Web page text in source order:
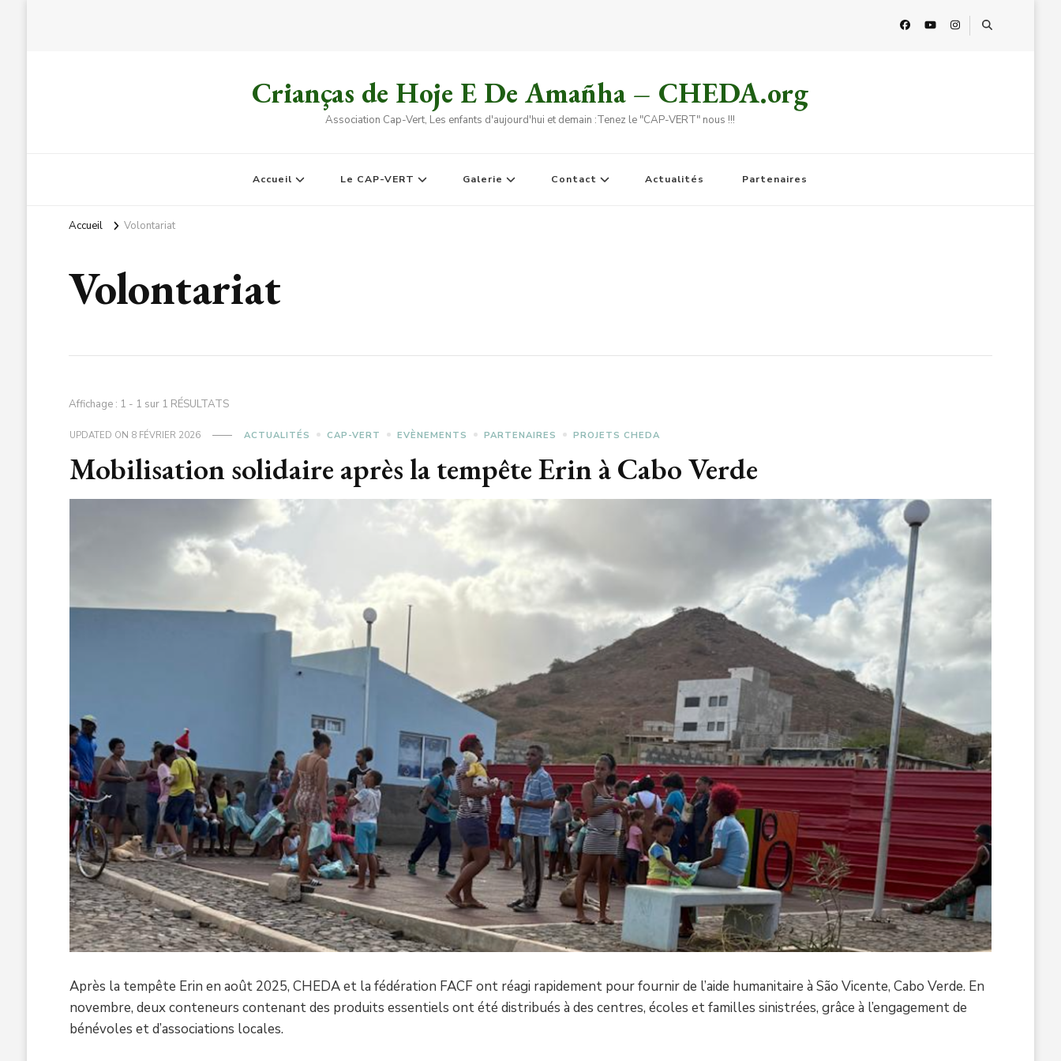
Crianças de Hoje E De Amañha – CHEDA.org
Association Cap-Vert, Les enfants d'aujourd'hui et demain :Tenez le "CAP-VERT" nous !!!
Accueil Le CAP-VERT Galerie Contact Actualités Partenaires
Accueil Volontariat
Volontariat
Affichage : 1 - 1 sur 1 RÉSULTATS
UPDATED ON 8 FÉVRIER 2026 ACTUALITÉS CAP-VERT EVÈNEMENTS PARTENAIRES PROJETS CHEDA
Mobilisation solidaire après la tempête Erin à Cabo Verde
Après la tempête Erin en août 2025, CHEDA et la fédération FACF ont réagi rapidement pour fournir de l’aide humanitaire à São Vicente, Cabo Verde. En
novembre, deux conteneurs contenant des produits essentiels ont été distribués à des centres, écoles et familles sinistrées, grâce à l’engagement de
bénévoles et d’associations locales.